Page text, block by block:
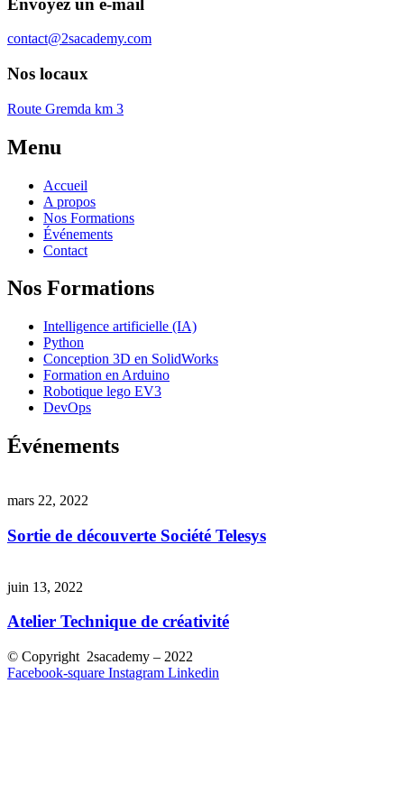
contact@2sacademy.com
Nos locaux
Route Gremda km 3
Menu
Accueil
A propos
Nos Formations
Événements
Contact
Nos Formations
Intelligence artificielle (IA)
Python
Conception 3D en SolidWorks
Formation en Arduino
Robotique lego EV3
DevOps
Événements
mars 22, 2022
Sortie de découverte Société Telesys
juin 13, 2022
Atelier Technique de créativité
© Copyright 2sacademy – 2022
Facebook-square Instagram Linkedin